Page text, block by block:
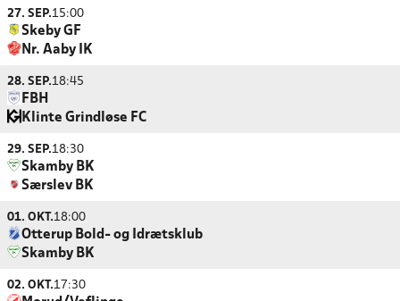
27. SEP.15:00
Skeby GF
Nr. Aaby IK
28. SEP.18:45
FBH
Klinte Grindløse FC
29. SEP.18:30
Skamby BK
Særslev BK
01. OKT.18:00
Otterup Bold- og Idrætsklub
Skamby BK
02. OKT.17:30